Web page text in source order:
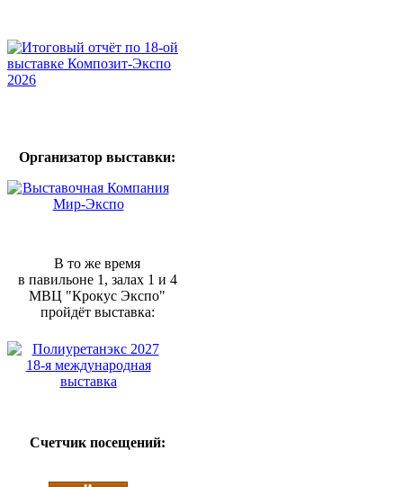
Организатор выставки:
В то же время
в павильоне 1, залах 1 и 4
МВЦ "Крокус Экспо"
пройдёт выставка:
Счетчик посещений: